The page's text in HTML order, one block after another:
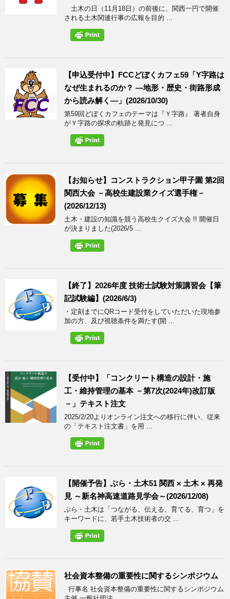
土木の日（11月18日）の前後に、関西一円で開催
される土木関連行事の広報を目的 ...
【申込受付中】FCCどぼくカフェ59「Y字路は
なぜ生まれるのか？ ―地形・歴史・街路形成
から読み解く―」(2026/10/30)
第59回どぼくカフェのテーマは『Ｙ字路』 著者自身
がＹ字路の探求の軌跡と発見につ ...
【お知らせ】コンストラクション甲子園 第2回
関西大会 －高校生建設業クイズ選手権－
(2026/12/13)
土木・建設の知識を競う高校生クイズ大会 !! 開催日
が決まりました(2026/5 ...
【終了】2026年度 技術士試験対策講習会【筆
記試験編】(2026/6/3)
・定刻までにQRコード受付をしていただいた現地参
加の方、及び視聴条件を満たす(開 ...
【受付中】「コンクリート構造の設計・施
工・維持管理の基本 －第7次(2024年)改訂版
－」テキスト注文
2025/2/20よりオンライン注文への移行に伴い、従来
の「テキスト注文書」を用 ...
【開催予告】ぶら・土木51 関西 × 土木 × 再発
見 ～新名神高速道路見学会～(2026/12/08)
ぶら・土木は「つながる、伝える、育てる、育つ」を
キーワードに、若手土木技術者の交 ...
社会資本整備の重要性に関するシンポジウム
行事名 社会資本整備の重要性に関するシンポジウム